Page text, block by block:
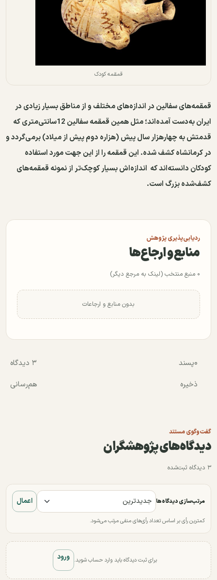
قمقمه ‌کودک
قمقمه‌های سفالین در اندازه‌های مختلف و از مناطق بسیار زیادی در
ایران به‌دست آمده‌اند؛ مثل همین قمقمه سفالین 12سانتی‌متری که
قدمتش به چهارهزار سال پیش (هزاره دوم پیش ‌از میلاد) برمی‌گردد و
در کرمانشاه کشف ‌شده. این قمقمه را از این جهت مورد استفاده
کودکان دانسته‌اند که اندازه‌اش بسیار کوچک‌تر از نمونه قمقمه‌های
کشف‌‌شده بزرگ است.
ردیابی‌پذیری پژوهش
منابع و ارجاع‌ها
۰ منبع منتخب (لینک به مرجع دیگر)
بدون منابع و ارجاعات
۰پسند
۳ دیدگاه
ذخیره
هم‌رسانی
گفت‌وگوی مستند
دیدگاه‌های پژوهشگران
۳ دیدگاه ثبت‌شده
مرتب‌سازی دیدگاه‌ها اعمال
کمترین رأی بر اساس تعداد رأی‌های منفی مرتب می‌شود.
برای ثبت دیدگاه باید وارد حساب شوید. ورود